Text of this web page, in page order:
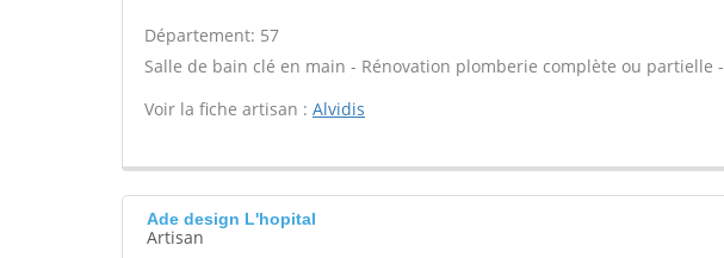
Département: 57
Salle de bain clé en main - Rénovation plomberie complète ou partielle -
Voir la fiche artisan : Alvidis
Ade design L'hopital
Artisan